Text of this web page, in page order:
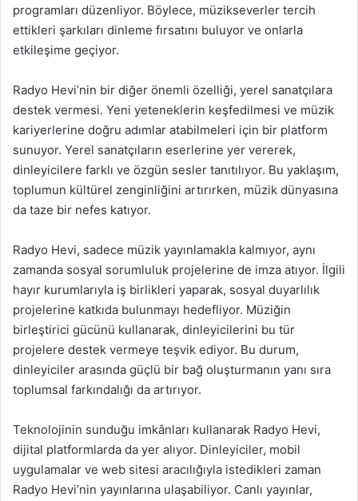
programları düzenliyor. Böylece, müzikseverler tercih
ettikleri şarkıları dinleme fırsatını buluyor ve onlarla
etkileşime geçiyor.
Radyo Hevi’nin bir diğer önemli özelliği, yerel sanatçılara
destek vermesi. Yeni yeteneklerin keşfedilmesi ve müzik
kariyerlerine doğru adımlar atabilmeleri için bir platform
sunuyor. Yerel sanatçıların eserlerine yer vererek,
dinleyicilere farklı ve özgün sesler tanıtılıyor. Bu yaklaşım,
toplumun kültürel zenginliğini artırırken, müzik dünyasına
da taze bir nefes katıyor.
Radyo Hevi, sadece müzik yayınlamakla kalmıyor, aynı
zamanda sosyal sorumluluk projelerine de imza atıyor. İlgili
hayır kurumlarıyla iş birlikleri yaparak, sosyal duyarlılık
projelerine katkıda bulunmayı hedefliyor. Müziğin
birleştirici gücünü kullanarak, dinleyicilerini bu tür
projelere destek vermeye teşvik ediyor. Bu durum,
dinleyiciler arasında güçlü bir bağ oluşturmanın yanı sıra
toplumsal farkındalığı da artırıyor.
Teknolojinin sunduğu imkânları kullanarak Radyo Hevi,
dijital platformlarda da yer alıyor. Dinleyiciler, mobil
uygulamalar ve web sitesi aracılığıyla istedikleri zaman
Radyo Hevi’nin yayınlarına ulaşabiliyor. Canlı yayınlar,